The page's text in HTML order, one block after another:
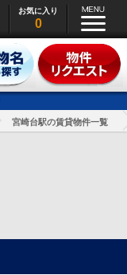
お気に入り
0
宮崎台駅の賃貸物件一覧